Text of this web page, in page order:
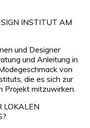
INSTITUT AM
und Designer
und Anleitung in
von
die es sich zur
Projekt mitzuwirken.
LOKALEN